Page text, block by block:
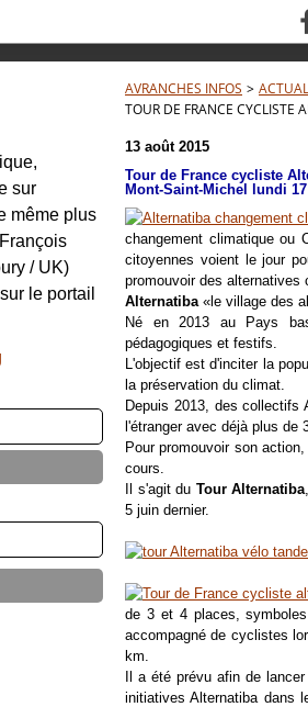
sur
même plus
/ UK)
sur le portail
AVRANCHES INFOS >
TOUR DE FRANCE
13 août 2015
Tour de France cycliste
Mont-Saint-Michel lundi
changement climatique ou
citoyennes voient le jour
promouvoir des alternatives
Alternatiba«le village des
Né en 2013 au Pays
pédagogiques et festifs.
L'objectif est d'inciter la
la préservation du climat.
Depuis 2013, des
l'étranger avec déjà plus de
Pour promouvoir son
cours.
Il s'agit du Tour Alternatiba
5 juin dernier.
de 3 et 4 places,
accompagné de cyclistes
km.
Il a été prévu afin de
initiatives Alternatiba dans